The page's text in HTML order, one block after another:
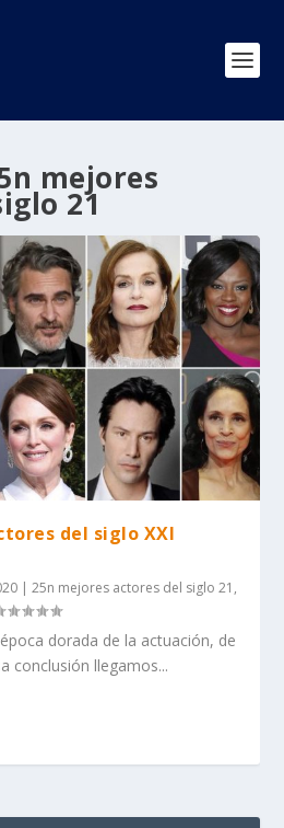
mejores
21
del siglo XXI
|25n mejores actores del siglo 21 ,
dorada de la actuación, de
conclusión llegamos...